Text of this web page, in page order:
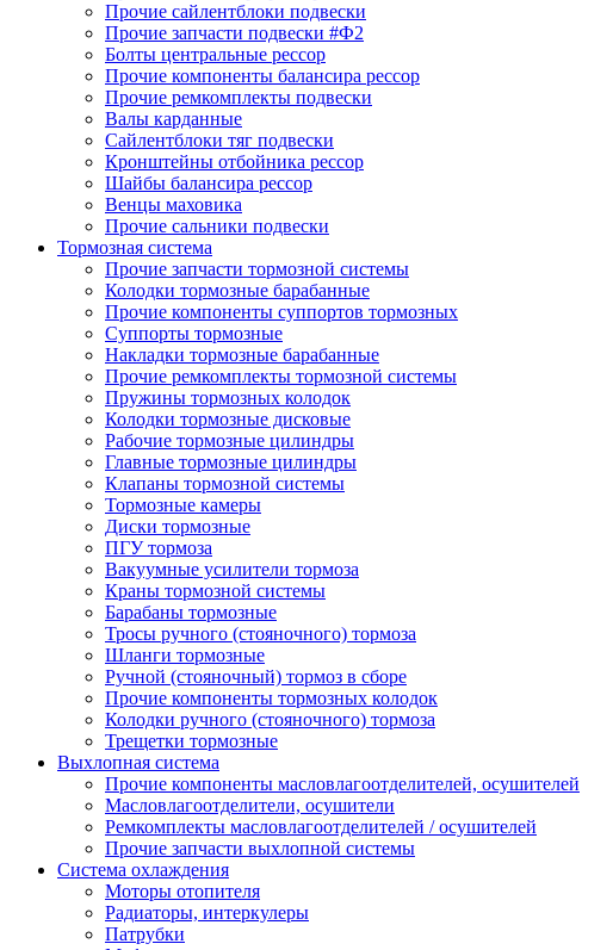
Прочие сайлентблоки подвески
Прочие запчасти подвески #Ф2
Болты центральные рессор
Прочие компоненты балансира рессор
Прочие ремкомплекты подвески
Валы карданные
Сайлентблоки тяг подвески
Кронштейны отбойника рессор
Шайбы балансира рессор
Венцы маховика
Прочие сальники подвески
Тормозная система
Прочие запчасти тормозной системы
Колодки тормозные барабанные
Прочие компоненты суппортов тормозных
Суппорты тормозные
Накладки тормозные барабанные
Прочие ремкомплекты тормозной системы
Пружины тормозных колодок
Колодки тормозные дисковые
Рабочие тормозные цилиндры
Главные тормозные цилиндры
Клапаны тормозной системы
Тормозные камеры
Диски тормозные
ПГУ тормоза
Вакуумные усилители тормоза
Краны тормозной системы
Барабаны тормозные
Тросы ручного (стояночного) тормоза
Шланги тормозные
Ручной (стояночный) тормоз в сборе
Прочие компоненты тормозных колодок
Колодки ручного (стояночного) тормоза
Трещетки тормозные
Выхлопная система
Прочие компоненты масловлагоотделителей, осушителей
Масловлагоотделители, осушители
Ремкомплекты масловлагоотделителей / осушителей
Прочие запчасти выхлопной системы
Система охлаждения
Моторы отопителя
Радиаторы, интеркулеры
Патрубки